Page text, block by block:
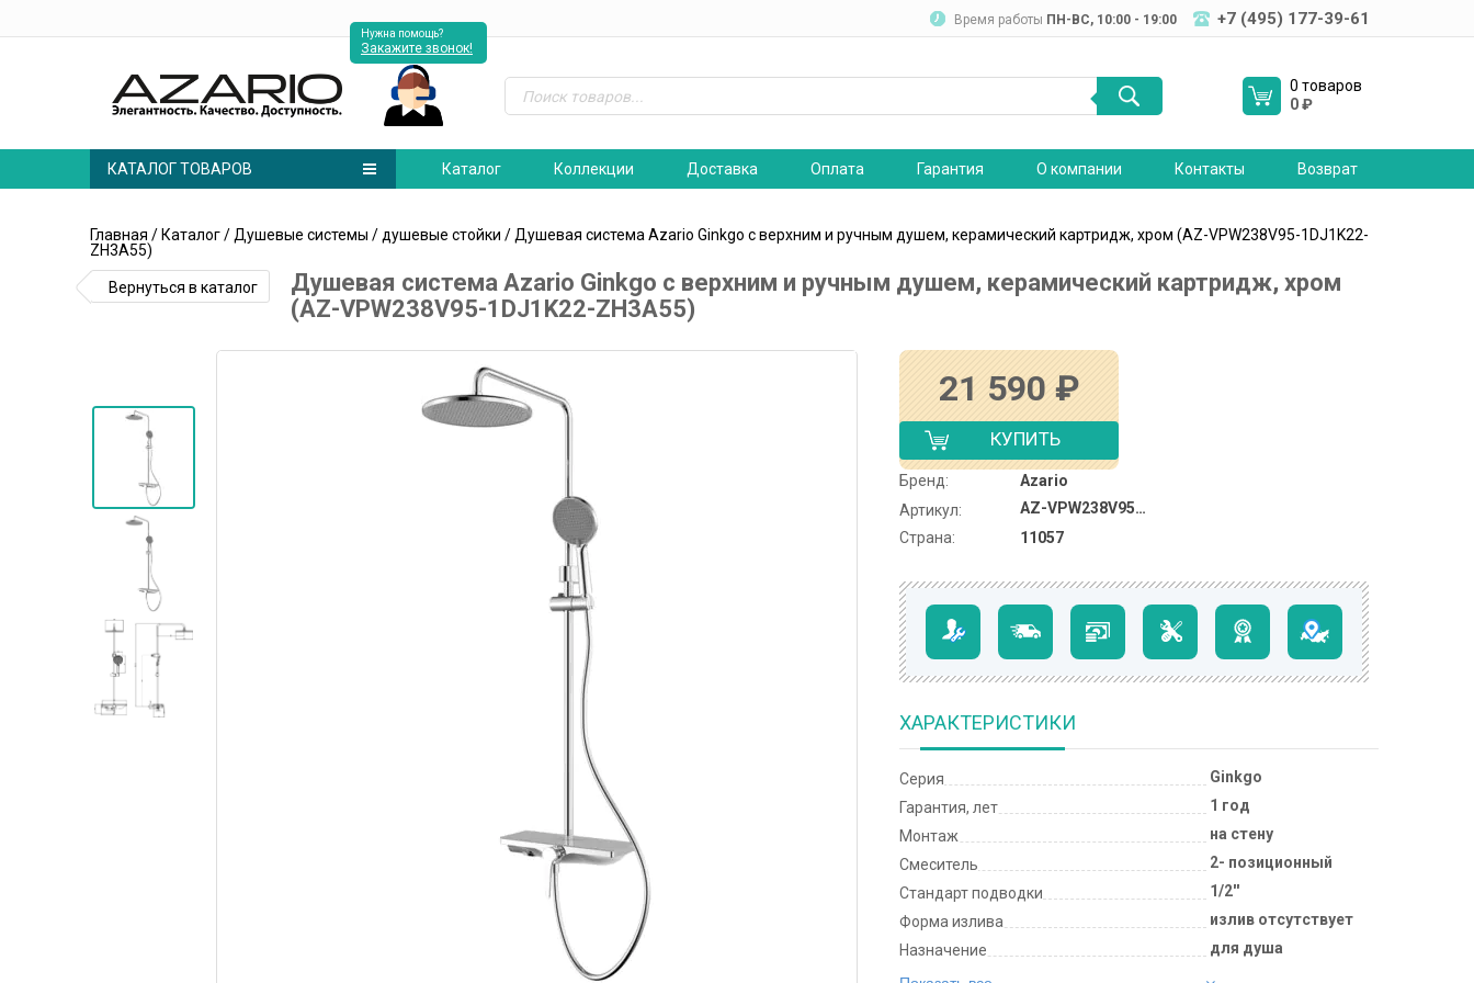
Время работы ПН-ВC, 10:00 - 19:00 +7 (495) 177-39-61
Нужна помощь?
Закажите звонок!
0 товаров
0₽
КАТАЛОГ ТОВАРОВ Каталог Коллекции Доставка Оплата Гарантия О компании Контакты Возврат
Главная / Каталог/ Душевые системы / душевые стойки / Душевая система Azario Ginkgo с верхним и ручным душем, керамический картридж, хром (AZ-VPW238V95-1DJ1K22-
ZH3A55)
Вернуться в каталог
Душевая система Azario Ginkgo с верхним и ручным душем, керамический картридж, хром
(AZ-VPW238V95-1DJ1K22-ZH3A55)
21 590 ₽
КУПИТЬ
Бренд:
Azario
Артикул:
AZ-VPW238V95-1DJ1K22-ZH3A55
Страна:
11057
ХАРАКТЕРИСТИКИ
Серия
Ginkgo
Гарантия, лет
1 год
Монтаж
на стену
Смеситель
2- позиционный
Стандарт подводки
1/2''
Форма излива
излив отсутствует
Назначение
для душа